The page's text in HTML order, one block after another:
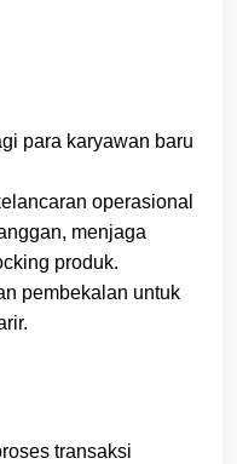
para karyawan baru
operasional
menjaga
produk.
pembekalan untuk
transaksi